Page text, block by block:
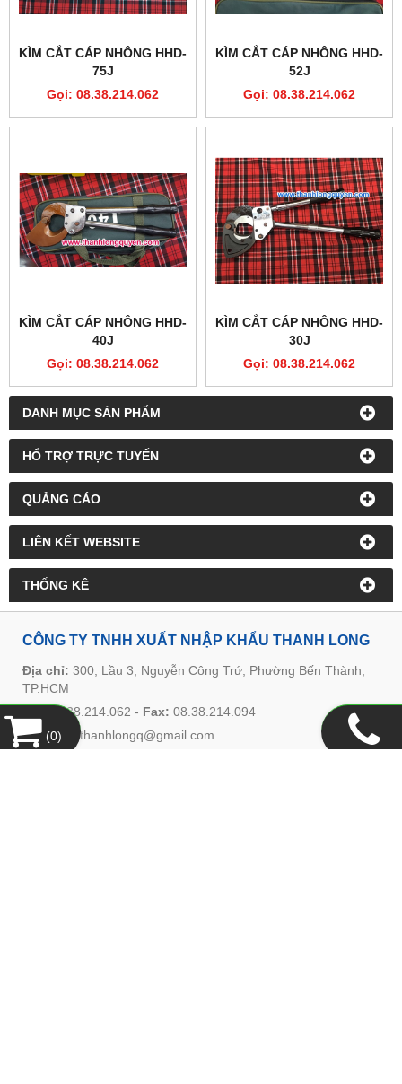
DANH MỤC SẢN PHẨM
HỔ TRỢ TRỰC TUYẾN
QUẢNG CÁO
LIÊN KẾT WEBSITE
THỐNG KÊ
KÌM CẮT CÁP NHÔNG HHD-
75J
Gọi: 08.38.214.062
KÌM CẮT CÁP NHÔNG HHD-
52J
Gọi: 08.38.214.062
KÌM CẮT CÁP NHÔNG HHD-
40J
Gọi: 08.38.214.062
KÌM CẮT CÁP NHÔNG HHD-
30J
Gọi: 08.38.214.062
CÔNG TY TNHH XUẤT NHẬP KHẨU THANH LONG
Địa chỉ: 300, Lầu 3, Nguyễn Công Trứ, Phường Bến Thành,
TP.HCM
08.38.214.062 - Fax: 08.38.214.094
Email:
ctythanhlongq@gmail.com
(0)